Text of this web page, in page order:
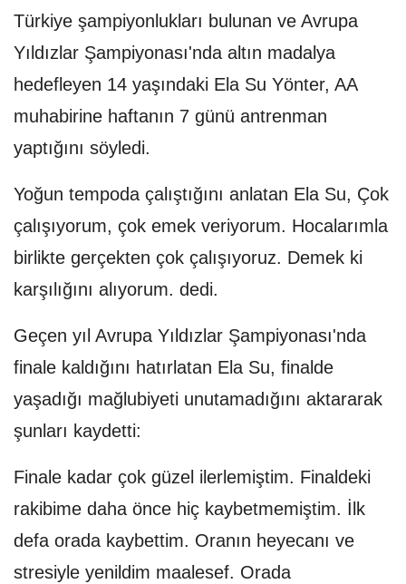
Türkiye şampiyonlukları bulunan ve Avrupa
Yıldızlar Şampiyonası'nda altın madalya
hedefleyen 14 yaşındaki Ela Su Yönter, AA
muhabirine haftanın 7 günü antrenman
yaptığını söyledi.
Yoğun tempoda çalıştığını anlatan Ela Su, Çok
çalışıyorum, çok emek veriyorum. Hocalarımla
birlikte gerçekten çok çalışıyoruz. Demek ki
karşılığını alıyorum. dedi.
Geçen yıl Avrupa Yıldızlar Şampiyonası'nda
finale kaldığını hatırlatan Ela Su, finalde
yaşadığı mağlubiyeti unutamadığını aktararak
şunları kaydetti:
Finale kadar çok güzel ilerlemiştim. Finaldeki
rakibime daha önce hiç kaybetmemiştim. İlk
defa orada kaybettim. Oranın heyecanı ve
stresiyle yenildim maalesef. Orada